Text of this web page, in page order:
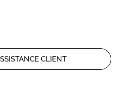
CLIENT